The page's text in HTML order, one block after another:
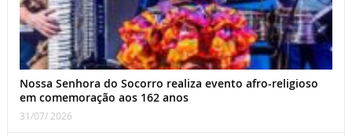
Nossa Senhora do Socorro realiza evento afro-religioso
em comemoração aos 162 anos
31/07/ 2026